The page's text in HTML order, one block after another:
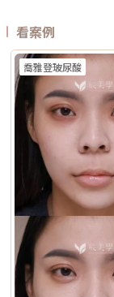
八歲者不建議未成年
雷射有什麼最大差別
熱破壞色素為核心的
AI 智慧影像分析與低
的紅腫或反黑風險。
治療選擇。Q2：一次
斑、雀斑在單次治療
多次治療，效果會以
膚況並由醫師評估調
任何除斑型雷射都可
統保護，發生率較低
曬、蒸氣、刺激性保
會。Q4：敏感肌或
和，加上冷卻保護，
穩定，因此治療前仍
議先穩定皮膚後再安
療程？治療後皮膚需
程，通常約 2～3 週
刺激性較高的項目，
度刺激的風險，也讓
多少？Reepot 的價
程以及整體規劃次數
可以優先評估音波。
也是為什麼現在很多
要一種療程，而是要
是兩者搭配。電波音
波和音波作用原理不
是用音波處理深層輪
全面。不過，電音波
隔時間，都需要依照
做過其他療程，或是
療。做電波音波前，
選電波或音波前，先
題屬於哪一種。臉部
皺紋形成、膚質老化
題。電波偏向改善皮
肉與下顎線模糊。但
或是斑點、色素沉澱
配其他療程評估。第
的價格會受到儀器種
響。價格便宜不一定
事：這療程到底有沒
線，有人需要處理嘴
臉頰鬆弛。規劃不同
錢」，也要問清楚：
麼規劃？為什麼我的
容積式加熱 療程定位 膚質、細緻、緊緻並重 輪廓、拉提、緊實為主 適合族
冷卻技術 五階七段冷卻系統 分段噴灑冷媒 探頭 雅典娜探頭：臉部 宙斯探
頭：身體 愛神探頭：眼周 紫鑽探頭：臉/四肢 碧眼探頭：眼周 藍鑽探頭：
臉/四肢 黃金探頭：身體 疼痛感 多數定位為較舒適型 但仍因人而異 感受通
常較明顯，但依能量、部位與個人
部較緊 光澤提升 輪廓變緊、線條感改善 適合重點 想變精緻、自然、保養型
想加強緊緻、抗老、輪廓型 原理差異：單極、雙極到底是
到「單極」、「雙極
電波：像是把熱能傳
（以真皮層為主），
射頻應用。雙極電波
淺，較常被用於膚質
與雙極兩種模式結合
不同射頻模式，將能
比較高級」，而是設
為主的療程通常較符
電波療程則可能更具
提感如果你的主要困
顯」，鳳凰電波通常
改善相關，常見於臉
問題不是明顯鬆弛，
貼」或整體氣色較疲
除了緊緻效果外，也
https://
址：新北市板橋區文
openQrModal=true
看案例
喬雅登玻尿酸